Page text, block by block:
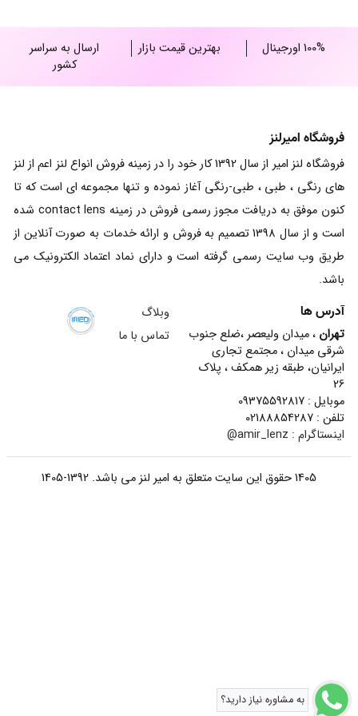
100% اورجینال بهترین قیمت بازار
ارسال به سراسر
کشور
فروشگاه امیرلنز
فروشگاه لنز امیر از سال 1392 کار خود را در زمینه فروش انواع لنز اعم از لنز
های رنگی ، طبی ، طبی-رنگی آغاز نموده و تنها مجموعه ای است که تا
کنون موفق به دریافت مجوز رسمی فروش در زمینه contact lens شده
است و از سال 1398 تصمیم به فروش و ارائه خدمات به صورت آنلاین از
طریق وب سایت رسمی گرفته است و دارای نماد اعتماد الکترونیک می
باشد.
آدرس ها
تهران ، میدان ولیعصر ،ضلع جنوب
شرقی میدان ، مجتمع تجاری
ایرانیان، طبقه زیر همکف ، پلاک
26
موبایل : 09375592817
تلفن : 02188854287
اینستاگرام : amir_lenz@
وبلاگ
تماس با ما
1405 حقوق این سایت متعلق به امیر لنز می باشد. 1392-1405
به مشاوره نیاز دارید؟